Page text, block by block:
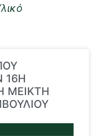
16Η
ΜΕΙΚΤΗ